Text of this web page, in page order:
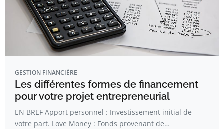
GESTION FINANCIÈRE
Les différentes formes de financement
pour votre projet entrepreneurial
EN BREF Apport personnel : Investissement initial de
votre part. Love Money : Fonds provenant de…